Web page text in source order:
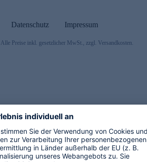
Datenschutz Impressum
Preise inkl. gesetzlicher MwSt., zzgl. Versandkosten.